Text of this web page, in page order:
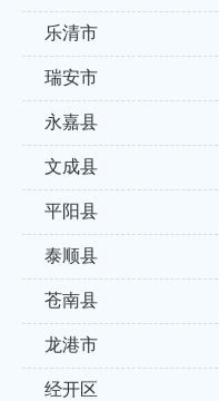
乐清市
瑞安市
永嘉县
文成县
平阳县
泰顺县
苍南县
龙港市
经开区